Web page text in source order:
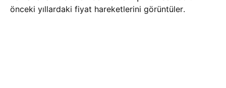
önceki yıllardaki fiyat hareketlerini görüntüler.